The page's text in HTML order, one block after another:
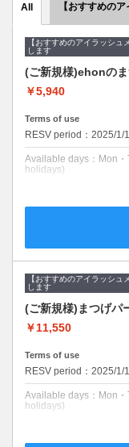
All 【おすすめの
【おすすめのアイラッシュ
します
(ご新規様)ehonの
￥5,940
Terms of use
RESV period：2025/1/
Available days：Mon
holidays)
予約可能時刻：Mon
Tues 09:00 to 17:00
Expiration Date：
初回限定です
アイシャンプー込み
アイメイクはせずにご
クーポンについて
平日限定となります。
まつげが上がるだけで
気分も上がります♪
【おすすめのアイラッシュ
します
(ご新規様)まつげパ
￥11,550
Terms of use
RESV period：2025/1/
Available days：Mon
holidays)
予約可能時刻：Mon
Tues 09:00 to 17:00